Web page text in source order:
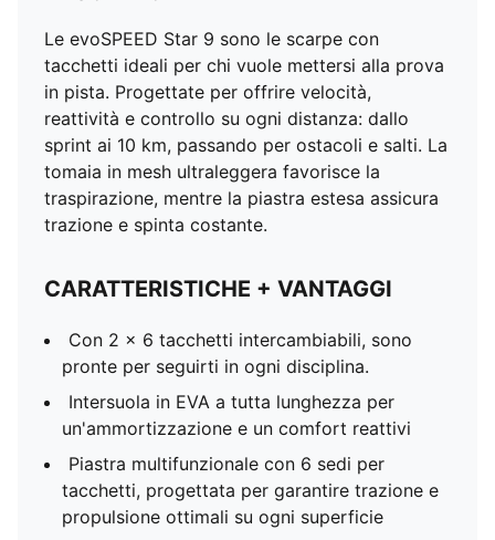
Le evoSPEED Star 9 sono le scarpe con
tacchetti ideali per chi vuole mettersi alla prova
in pista. Progettate per offrire velocità,
reattività e controllo su ogni distanza: dallo
sprint ai 10 km, passando per ostacoli e salti. La
tomaia in mesh ultraleggera favorisce la
traspirazione, mentre la piastra estesa assicura
trazione e spinta costante.
CARATTERISTICHE + VANTAGGI
Con 2 x 6 tacchetti intercambiabili, sono
pronte per seguirti in ogni disciplina.
Intersuola in EVA a tutta lunghezza per
un'ammortizzazione e un comfort reattivi
Piastra multifunzionale con 6 sedi per
tacchetti, progettata per garantire trazione e
propulsione ottimali su ogni superficie